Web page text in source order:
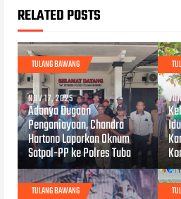
RELATED POSTS
TULANG BAWANG
NOV 17, 2025
Adanya Dugaan
Penganiayaan, Chandra
Hartono Laporkan Oknum
Satpol-PP ke Polres Tuba
TULANG BAWANG